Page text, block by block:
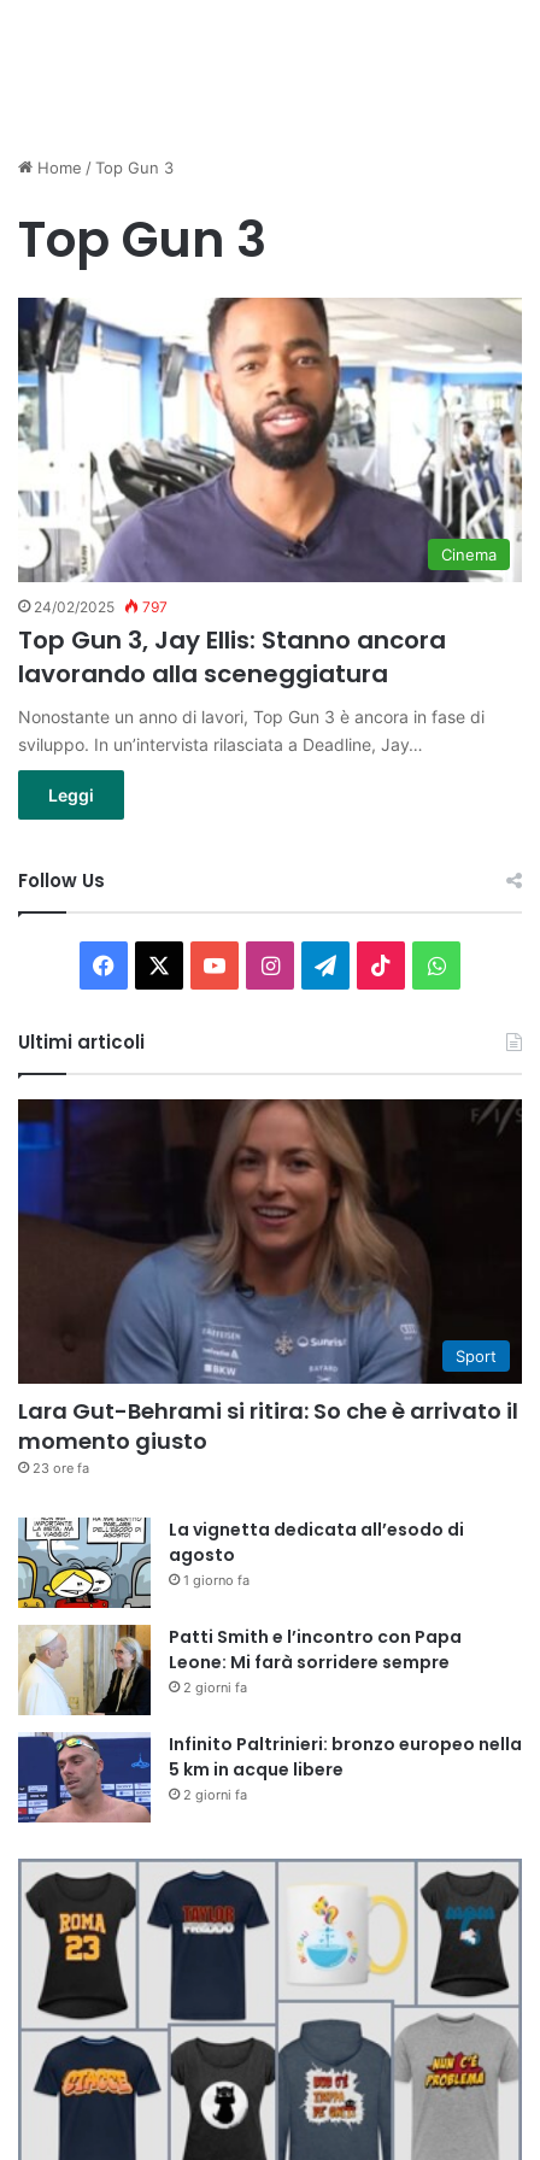
Home /Top Gun 3
Top Gun 3
Cinema
24/02/2025 797
Top Gun 3, Jay Ellis: Stanno ancora
lavorando alla sceneggiatura
Nonostante un anno di lavori, Top Gun 3 è ancora in fase di
sviluppo. In un’intervista rilasciata a Deadline, Jay…
Leggi
Follow Us
Facebook You InstagramTelegram
TikTok
Ultimi articoli
Sport
Lara Gut-Behrami si ritira: So che è arrivato il
momento giusto
23 ore fa
La vignetta dedicata all’esodo di
agosto
1 giorno fa
Patti Smith e l’incontro con Papa
Leone: Mi farà sorridere sempre
2 giorni fa
Infinito Paltrinieri: bronzo europeo nella
5 km in acque libere
2 giorni fa